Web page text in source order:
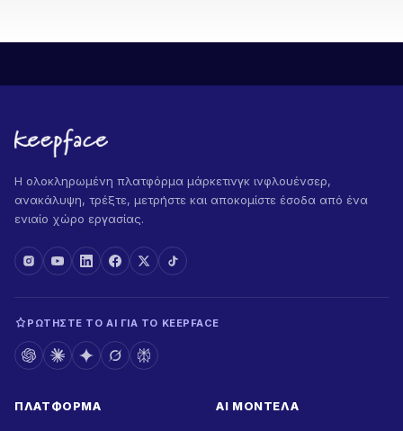
Η ολοκληρωμένη πλατφόρμα μάρκετινγκ ινφλουένσερ,
ανακάλυψη, τρέξτε, μετρήστε και αποκομίστε έσοδα από ένα
ενιαίο χώρο εργασίας.
ΡΩΤΉΣΤΕ ΤΟ AI ΓΙΑ ΤΟ KEEPFACE
ΠΛΑΤΦΌΡΜΑ AI ΜΟΝΤΈΛΑ